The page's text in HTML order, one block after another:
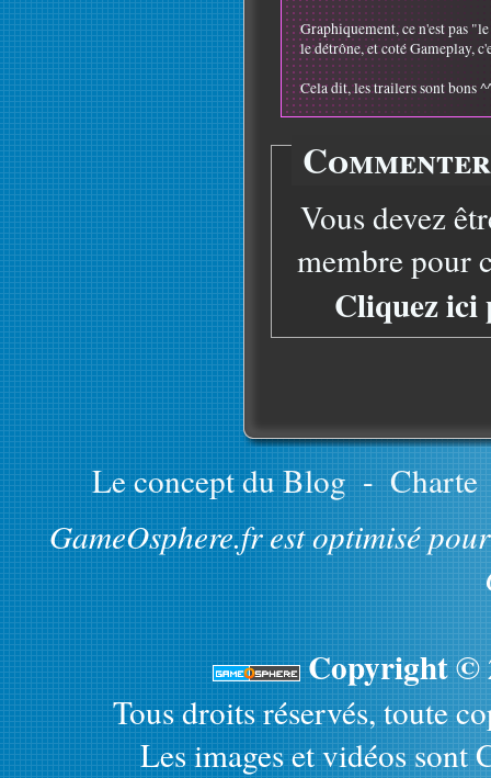
Graphiquement, ce n'est pas
le détrône, et coté Gameplay,
Cela dit, les trailers sont bons
Vous devez
membre pour
Cliquez ici
Le concept du Blog - Charte
GameOsphere.fr est optimisé
Copyright ©
Tous droits réservés, toute
Les images et vidéos